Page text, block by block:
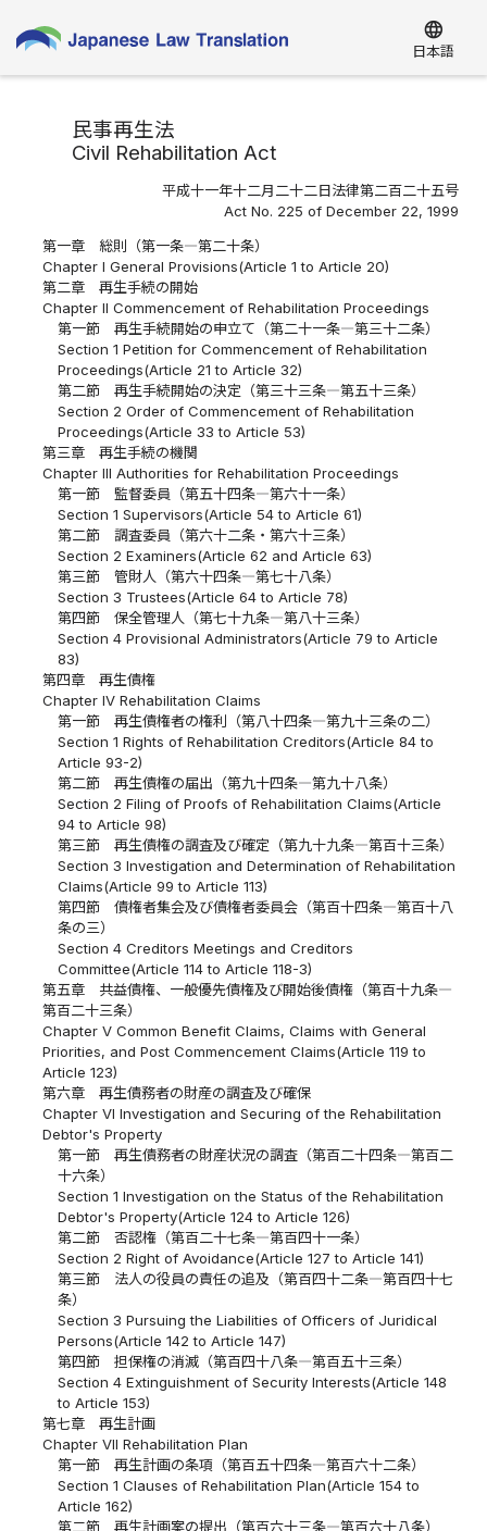
language
日本語
民事再生法
Civil Rehabilitation Act
平成十一年十二月二十二日法律第二百二十五号
Act No. 225 of December 22, 1999
第一章 総則（第一条―第二十条）
Chapter I General Provisions(Article 1 to Article 20)
第二章 再生手続の開始
Chapter II Commencement of Rehabilitation Proceedings
第一節 再生手続開始の申立て（第二十一条―第三十二条）
Section 1 Petition for Commencement of Rehabilitation
Proceedings(Article 21 to Article 32)
第二節 再生手続開始の決定（第三十三条―第五十三条）
Section 2 Order of Commencement of Rehabilitation
Proceedings(Article 33 to Article 53)
第三章 再生手続の機関
Chapter III Authorities for Rehabilitation Proceedings
第一節 監督委員（第五十四条―第六十一条）
Section 1 Supervisors(Article 54 to Article 61)
第二節 調査委員（第六十二条・第六十三条）
Section 2 Examiners(Article 62 and Article 63)
第三節 管財人（第六十四条―第七十八条）
Section 3 Trustees(Article 64 to Article 78)
第四節 保全管理人（第七十九条―第八十三条）
Section 4 Provisional Administrators(Article 79 to Article
83)
第四章 再生債権
Chapter IV Rehabilitation Claims
第一節 再生債権者の権利（第八十四条―第九十三条の二）
Section 1 Rights of Rehabilitation Creditors(Article 84 to
Article 93-2)
第二節 再生債権の届出（第九十四条―第九十八条）
Section 2 Filing of Proofs of Rehabilitation Claims(Article
94 to Article 98)
第三節 再生債権の調査及び確定（第九十九条―第百十三条）
Section 3 Investigation and Determination of Rehabilitation
Claims(Article 99 to Article 113)
第四節 債権者集会及び債権者委員会（第百十四条―第百十八
条の三）
Section 4 Creditors Meetings and Creditors
Committee(Article 114 to Article 118-3)
第五章 共益債権、一般優先債権及び開始後債権（第百十九条―
第百二十三条）
Chapter V Common Benefit Claims, Claims with General
Priorities, and Post Commencement Claims(Article 119 to
Article 123)
第六章 再生債務者の財産の調査及び確保
Chapter VI Investigation and Securing of the Rehabilitation
Debtor's Property
第一節 再生債務者の財産状況の調査（第百二十四条―第百二
十六条）
Section 1 Investigation on the Status of the Rehabilitation
Debtor's Property(Article 124 to Article 126)
第二節 否認権（第百二十七条―第百四十一条）
Section 2 Right of Avoidance(Article 127 to Article 141)
第三節 法人の役員の責任の追及（第百四十二条―第百四十七
条）
Section 3 Pursuing the Liabilities of Officers of Juridical
Persons(Article 142 to Article 147)
第四節 担保権の消滅（第百四十八条―第百五十三条）
Section 4 Extinguishment of Security Interests(Article 148
to Article 153)
第七章 再生計画
Chapter VII Rehabilitation Plan
第一節 再生計画の条項（第百五十四条―第百六十二条）
Section 1 Clauses of Rehabilitation Plan(Article 154 to
Article 162)
第二節 再生計画案の提出（第百六十三条―第百六十八条）